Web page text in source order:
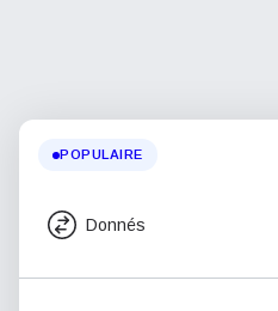
POPULAIRE
Donnés